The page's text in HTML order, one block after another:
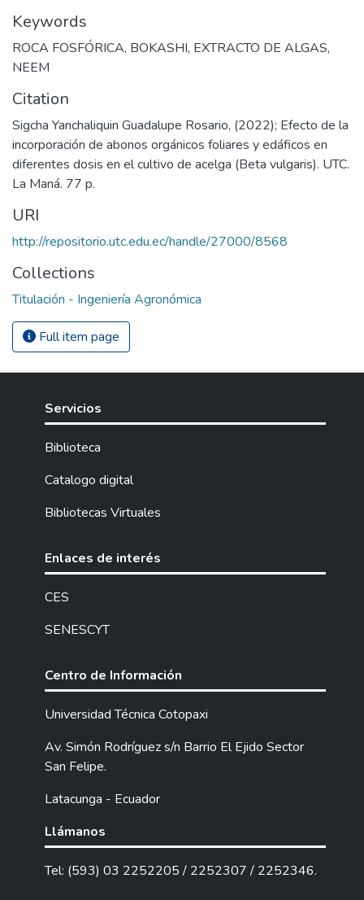
Keywords
ROCA FOSFÓRICA, BOKASHI, EXTRACTO DE ALGAS,
NEEM
Citation
Sigcha Yanchaliquin Guadalupe Rosario, (2022); Efecto de la
incorporación de abonos orgánicos foliares y edáficos en
diferentes dosis en el cultivo de acelga (Beta vulgaris). UTC.
La Maná. 77 p.
URI
http://repositorio.utc.edu.ec/handle/27000/8568
Collections
Titulación - Ingeniería Agronómica
Full item page
Servicios
Biblioteca
Catalogo digital
Bibliotecas Virtuales
Enlaces de interés
CES
SENESCYT
Centro de Información
Universidad Técnica Cotopaxi
Av. Simón Rodríguez s/n Barrio El Ejido Sector
San Felipe.
Latacunga - Ecuador
Llámanos
Tel: (593) 03 2252205 / 2252307 / 2252346.